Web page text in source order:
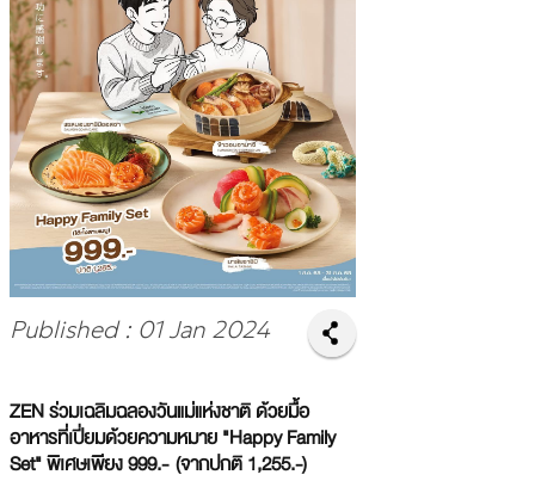
Published : 01 Jan 2024
ZEN ร่วมเฉลิมฉลองวันแม่แห่งชาติ ด้วยมื้อ
อาหารที่เปี่ยมด้วยความหมาย "Happy Family
Set" พิเศษเพียง 999.- (จากปกติ 1,255.-)